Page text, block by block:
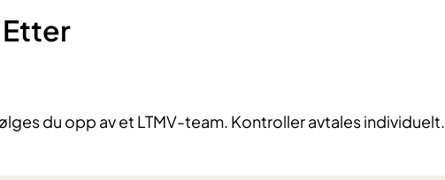
Etter
du opp av et LTMV-team. Kontroller avtales individuelt.